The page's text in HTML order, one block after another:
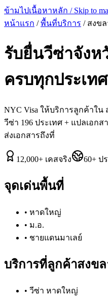
ข้ามไปเนื้อหาหลัก / Skip to
หน้าแรก / พื้นที่บริการ / สงขล
รับยื่นวีซ่าจังห
ครบทุกประเท
NYC Visa ให้บริการลูกค้าใน
วีซ่า 196 ประเทศ + แปลเอกส
ส่งเอกสารถึงที่
12,000+ เคสจริง 60+ ป
จุดเด่นพื้นที่
• หาดใหญ่
• ม.อ.
• ชายแดนมาเลย์
บริการที่ลูกค้าสงข
• วีซ่า หาดใหญ่